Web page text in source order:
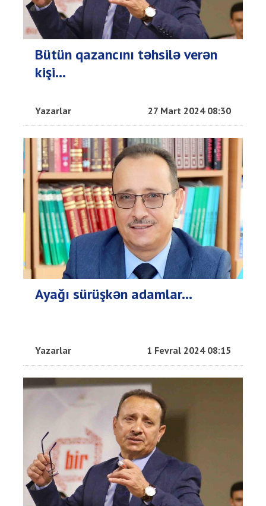
Bütün qazancını təhsilə verən
kişi...
Yazarlar 27 Mart 2024 08:30
Ayağı sürüşkən adamlar...
Yazarlar 1 Fevral 2024 08:15